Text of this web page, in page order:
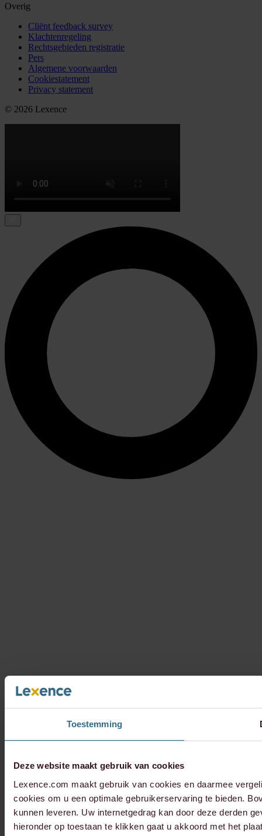
Toestemming
Deze website maakt gebruik van cookies
Lexence.com maakt gebruik van cookies en daarmee
cookies om u een optimale gebruikerservaring te bieden.
kunnen leveren. Uw internetgedrag kan door deze derden
hieronder op toestaan te klikken gaat u akkoord met het
Overig
Cliënt feedback survey
Klachtenregeling
Rechtsgebieden registratie
Pers
Algemene voorwaarden
Cookiestatement
Privacy statement
© 2026 Lexence